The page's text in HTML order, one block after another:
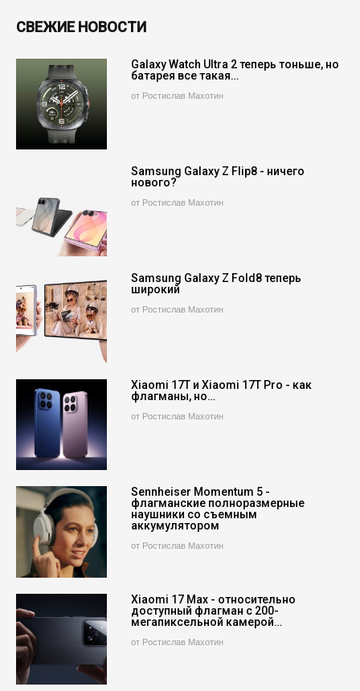
СВЕЖИЕ НОВОСТИ
Galaxy Watch Ultra 2 теперь тоньше, но
батарея все такая…
от Ростислав Махотин
Samsung Galaxy Z Flip8 - ничего
нового?
от Ростислав Махотин
Samsung Galaxy Z Fold8 теперь
широкий
от Ростислав Махотин
Xiaomi 17T и Xiaomi 17T Pro - как
флагманы, но…
от Ростислав Махотин
Sennheiser Momentum 5 -
флагманские полноразмерные
наушники со съемным
аккумулятором
от Ростислав Махотин
Xiaomi 17 Max - относительно
доступный флагман с 200-
мегапиксельной камерой…
от Ростислав Махотин